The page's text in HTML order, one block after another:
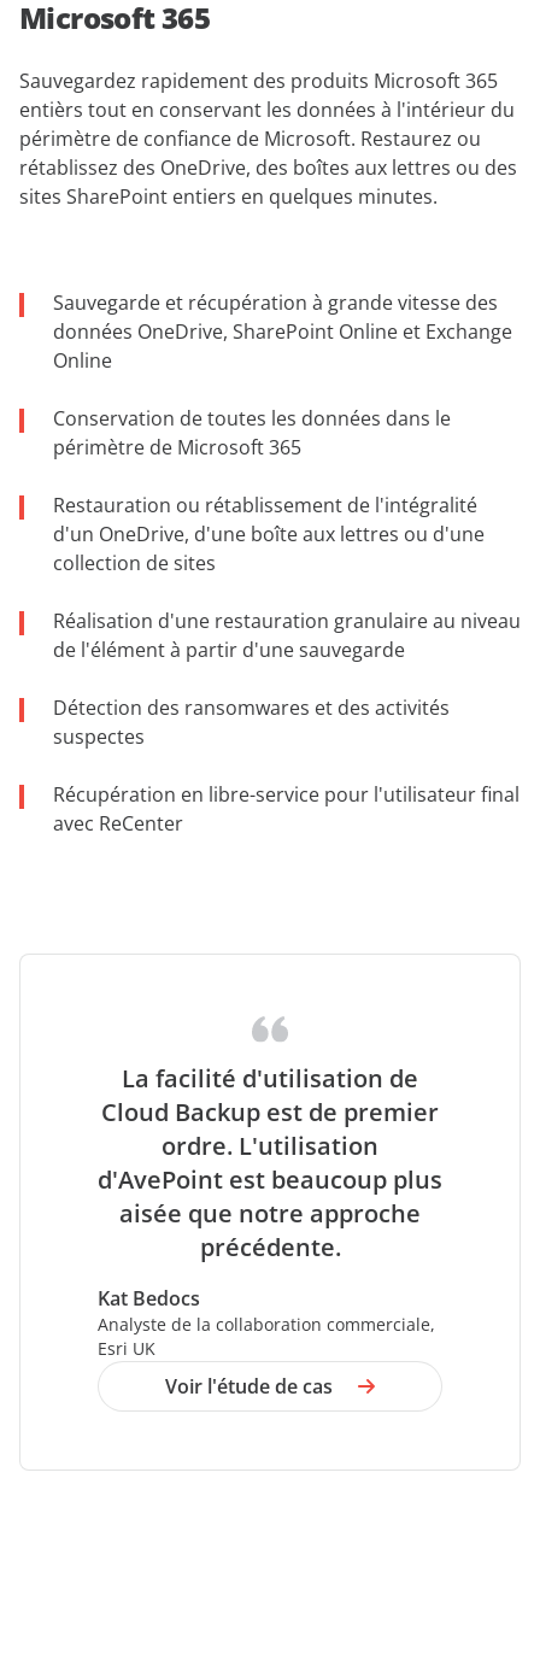
Microsoft 365
Sauvegardez rapidement des produits Microsoft 365
entièrs tout en conservant les données à l'intérieur du
périmètre de confiance de Microsoft. Restaurez ou
rétablissez des OneDrive, des boîtes aux lettres ou des
sites SharePoint entiers en quelques minutes.
Sauvegarde et récupération à grande vitesse des
données OneDrive, SharePoint Online et Exchange
Online
Conservation de toutes les données dans le
périmètre de Microsoft 365
Restauration ou rétablissement de l'intégralité
d'un OneDrive, d'une boîte aux lettres ou d'une
collection de sites
Réalisation d'une restauration granulaire au niveau
de l'élément à partir d'une sauvegarde
Détection des ransomwares et des activités
suspectes
Récupération en libre-service pour l'utilisateur final
avec ReCenter
La facilité d'utilisation de
Cloud Backup est de premier
ordre. L'utilisation
d'AvePoint est beaucoup plus
aisée que notre approche
précédente.
Kat Bedocs
Analyste de la collaboration commerciale,
Esri UK
Voir l'étude de cas